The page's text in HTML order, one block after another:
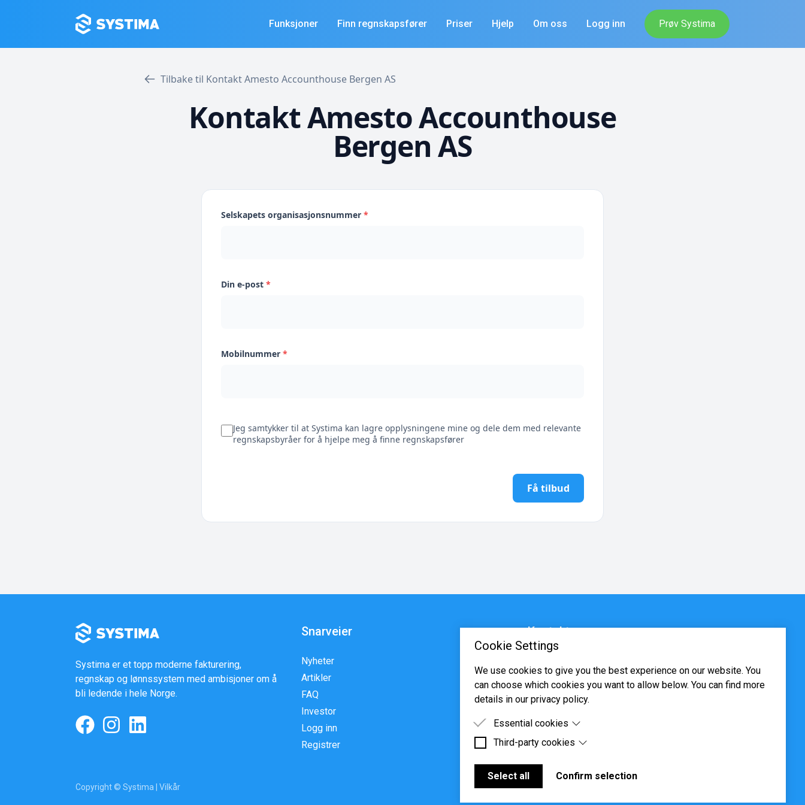
Funksjoner Finn regnskapsfører Priser Hjelp Om oss Logg inn Prøv Systima
Tilbake til Kontakt Amesto Accounthouse Bergen AS
Kontakt Amesto Accounthouse
Bergen AS
Selskapets organisasjonsnummer *
Din e-post *
Mobilnummer *
Jeg samtykker til at Systima kan lagre opplysningene mine og dele dem med relevante
regnskapsbyråer for å hjelpe meg å finne regnskapsfører
Få tilbud
Cookie Settings
We use cookies to give you the best experience on our website. You
can choose which cookies you want to allow below. You can find more
details in our privacy policy.
Essential cookies
Essential cookies are cookies that are needed for the proper
Third-party cookies
Third-party cookies are cookies set by third-party software to enable
features such as Google Maps.
Select all Confirm selection
Systima er et topp moderne fakturering,
regnskap og lønnssystem med ambisjoner om å
bli ledende i hele Norge.
Snarveier
Nyheter
Artikler
FAQ
Investor
Logg inn
Registrer
Kontakt
post@systima.no
www.systima.no
Copyright © Systima | Vilkår